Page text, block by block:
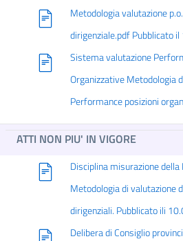
Metodologia valutazione
dirigenziale.pdf Pubblicato
Sistema valutazione
Organizzative Metodologia
Performance posizioni
ATTI NON PIU' IN VIGORE
Disciplina misurazione
Metodologia di valutazione
dirigenziali. Pubblicato ili
Delibera di Consiglio